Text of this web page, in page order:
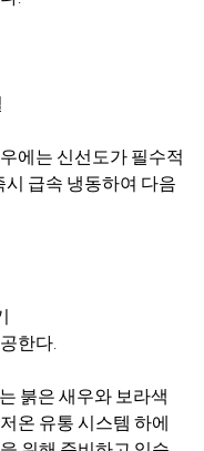
에는 신선도가 필수적
시 급속 냉동하여 다음
한다.
붉은 새우와 보라색
온 유통 시스템 하에